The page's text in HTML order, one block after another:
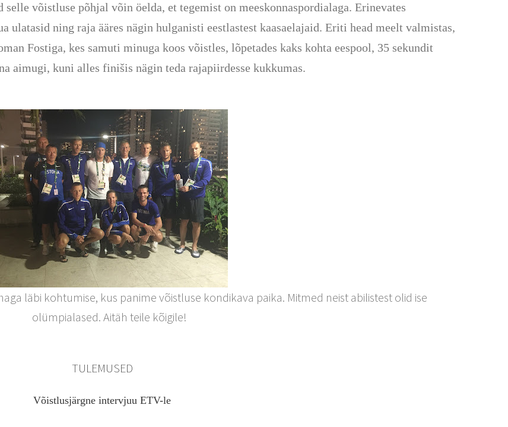
võistluse põhjal võin öelda, et tegemist on meeskonnaspordialaga. Erinevates
ning raja ääres nägin hulganisti eestlastest kaasaelajaid. Eriti head meelt valmistas,
Fostiga, kes samuti minuga koos võistles, lõpetades kaks kohta eespool, 35 sekundit
aimugi, kuni alles finišis nägin teda rajapiirdesse kukkumas.
läbi kohtumise, kus panime võistluse kondikava paika. Mitmed neist abilistest olid ise
olümpialased. Aitäh teile kõigile!
TULEMUSED
Võistlusjärgne intervjuu ETV-le